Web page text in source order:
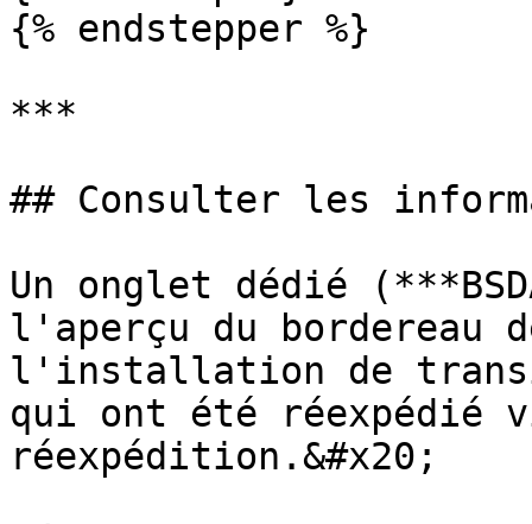
{% endstepper %}
***
## Consulter les
Un onglet dédié
l'aperçu du bordereau
l'installation de
qui ont été réexpédié
réexpédition.&#x20;